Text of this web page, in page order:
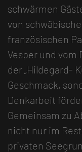
schwärmen
von
französischen
Vesper und
der „Hildegard-
Geschmack,
Denkarbeit
Gemeinsam zu
nicht nur im
privaten